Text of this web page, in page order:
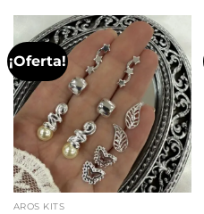
¡Oferta!
AROS KITS